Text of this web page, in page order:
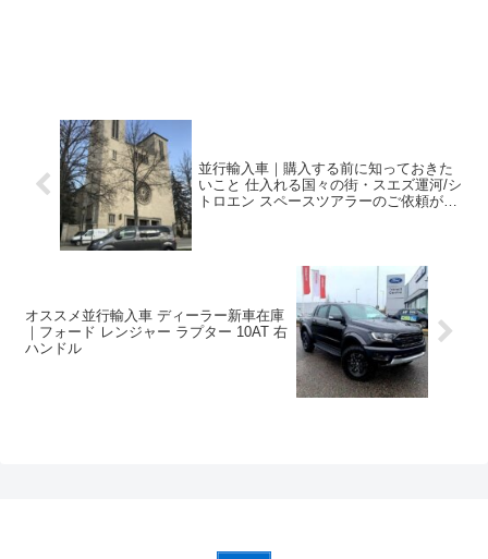
並行輸入車｜購入する前に知っておきた
いこと 仕入れる国々の街・スエズ運河/シ
トロエン スペースツアラーのご依頼が多
オススメ並行輸入車 ディーラー新車在庫
｜フォード レンジャー ラプター 10AT 右
ハンドル